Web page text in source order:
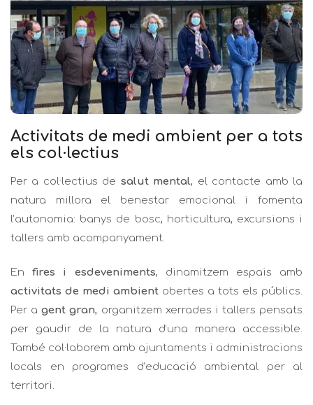
Activitats de medi ambient per a tots
els col·lectius
Per a col·lectius de salut mental, el contacte amb la
natura millora el benestar emocional i fomenta
l’autonomia: banys de bosc, horticultura, excursions i
tallers amb acompanyament.
Enfires i esdeveniments, dinamitzem espais amb
activitats de medi ambient obertes a tots els públics.
Per agent gran, organitzem xerrades i tallers pensats
per gaudir de la natura d’una manera accessible.
També col·laborem amb ajuntaments i administracions
locals en programes d’educació ambiental per al
territori.